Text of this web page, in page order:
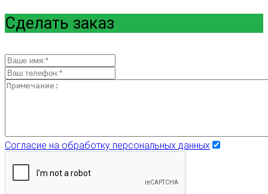
Сделать заказ
Согласие на обработку персональных данных